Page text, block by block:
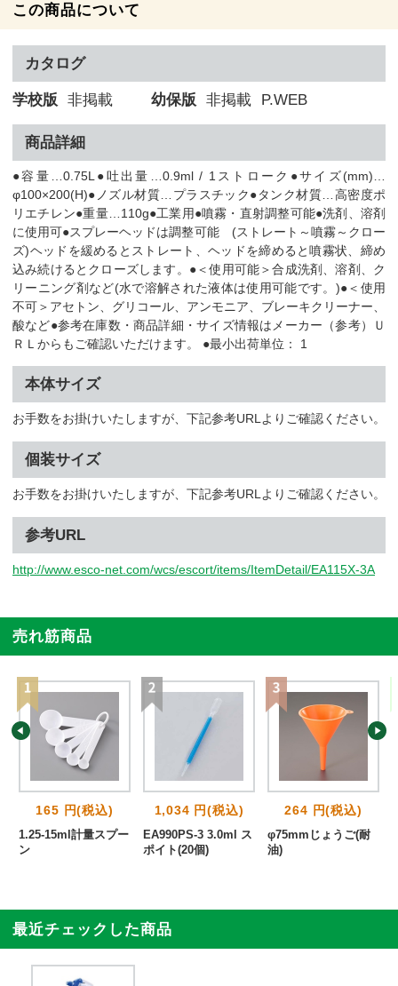
この商品について
カタログ
学校版 非掲載 幼保版 非掲載 P.WEB
商品詳細
●容量…0.75L●吐出量…0.9ml / 1ストローク●サイズ(mm)…
φ100×200(H)●ノズル材質…プラスチック●タンク材質…高密度ポ
リエチレン●重量…110g●工業用●噴霧・直射調整可能●洗剤、溶剤
に使用可●スプレーヘッドは調整可能 (ストレート～噴霧～クロー
ズ)ヘッドを緩めるとストレート、ヘッドを締めると噴霧状、締め
込み続けるとクローズします。●＜使用可能＞合成洗剤、溶剤、ク
リーニング剤など(水で溶解された液体は使用可能です。)●＜使用
不可＞アセトン、グリコール、アンモニア、ブレーキクリーナー、
酸など●参考在庫数・商品詳細・サイズ情報はメーカー（参考）Ｕ
ＲＬからもご確認いただけます。 ●最小出荷単位： 1
本体サイズ
お手数をお掛けいたしますが、下記参考URLよりご確認ください。
個装サイズ
お手数をお掛けいたしますが、下記参考URLよりご確認ください。
参考URL
http://www.esco-net.com/wcs/escort/items/ItemDetail/EA115X-3A
売れ筋商品
165 円(税込)
1.25-15ml計量スプー
ン
1,034 円(税込)
EA990PS-3 3.0ml ス
ポイト(20個)
264 円(税込)
φ75mmじょうご(耐
油)
最近チェックした商品